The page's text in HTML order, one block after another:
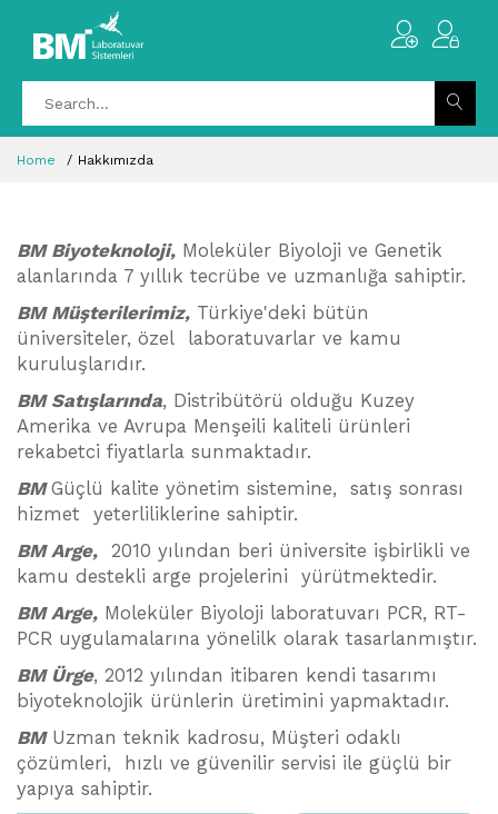
Home Hakkımızda
BM Biyoteknoloji, Moleküler Biyoloji ve Genetik
alanlarında 7 yıllık tecrübe ve uzmanlığa sahiptir.
BM Müşterilerimiz, Türkiye'deki bütün
üniversiteler, özel laboratuvarlar ve kamu
kuruluşlarıdır.
BM Satışlarında, Distribütörü olduğu Kuzey
Amerika ve Avrupa Menşeili kaliteli ürünleri
rekabetci fiyatlarla sunmaktadır.
BMGüçlü kalite yönetim sistemine, satış sonrası
hizmet yeterliliklerine sahiptir.
BM Arge, 2010 yılından beri üniversite işbirlikli ve
kamu destekli arge projelerini yürütmektedir.
BM Arge, Moleküler Biyoloji laboratuvarı PCR, RT-
PCR uygulamalarına yönelilk olarak tasarlanmıştır.
BM Ürge, 2012 yılından itibaren kendi tasarımı
biyoteknolojik ürünlerin üretimini yapmaktadır.
BMUzman teknik kadrosu, Müşteri odaklı
çözümleri, hızlı ve güvenilir servisi ile güçlü bir
yapıya sahiptir.